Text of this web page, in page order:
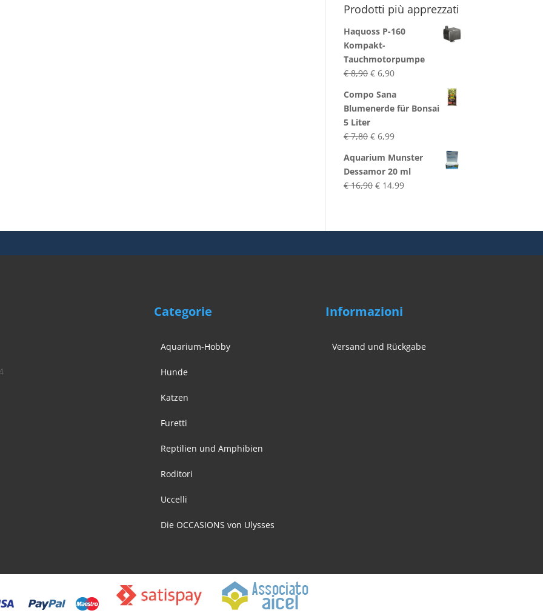
Prodotti più apprezzati
Haquoss P-160
Kompakt-
Tauchmotorpumpe
€8,90 Ursprünglicher
war:
€ 8,90
€ 6,90Aktueller
ist:
€ 6,90.
Compo Sana
Blumenerde für Bonsai
5 Liter
€7,80 Ursprünglicher
war:
€ 7,80
€ 6,99Aktueller
ist:
€ 6,99.
Aquarium Munster
Dessamor 20 ml
€16,90 Ursprünglicher
€ 14,99Aktueller
Categorie
Aquarium-Hobby
Hunde
Katzen
Furetti
Reptilien und Amphibien
Roditori
Uccelli
Die OCCASIONS von Ulysses
Informazioni
Versand und Rückgabe